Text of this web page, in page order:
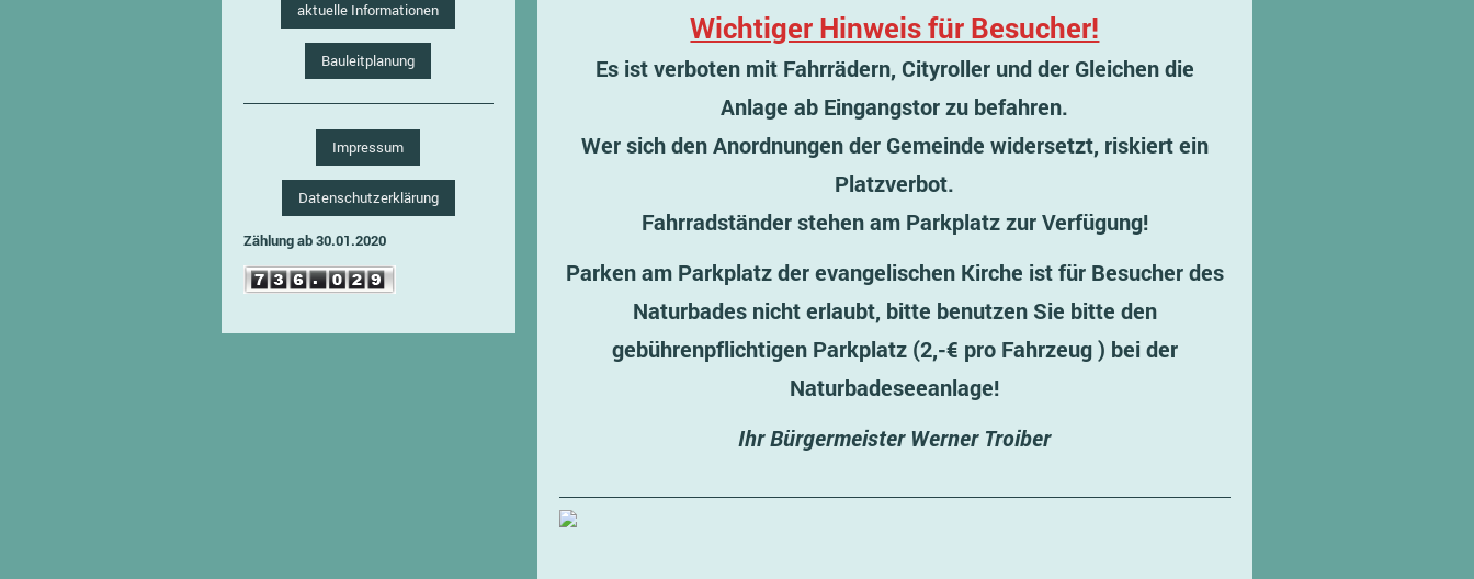
Wichtiger Hinweis für Besucher!
Es ist verboten mit Fahrrädern, Cityroller und der Gleichen die
Anlage ab Eingangstor zu befahren.
Wer sich den Anordnungen der Gemeinde widersetzt, riskiert ein
Platzverbot.
Fahrradständer stehen am Parkplatz zur Verfügung!
Parken am Parkplatz der evangelischen Kirche ist für Besucher des
Naturbades nicht erlaubt, bitte benutzen Sie bitte den
gebührenpflichtigen Parkplatz (2,-€ pro Fahrzeug ) bei der
Naturbadeseeanlage!
Ihr Bürgermeister Werner Troiber
aktuelle Informationen
Bauleitplanung
Impressum
Datenschutzerklärung
Zählung ab 30.01.2020